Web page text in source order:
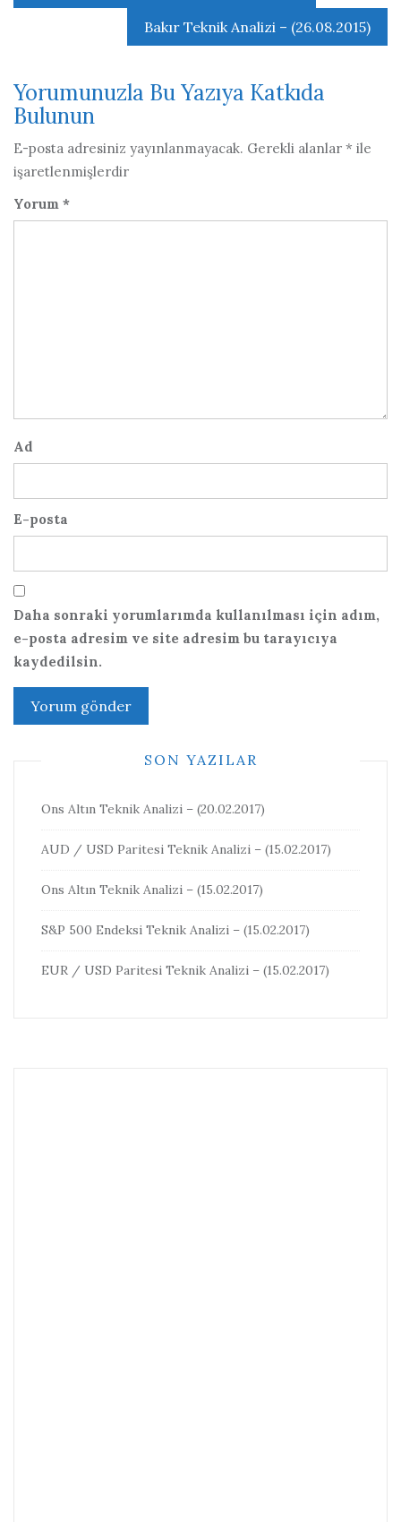
gezinmesi
Bakır Teknik Analizi – (26.08.2015)
Yorumunuzla Bu Yazıya Katkıda
Bulunun
E-posta adresiniz yayınlanmayacak. Gerekli alanlar * ile
işaretlenmişlerdir
Yorum *
Ad
E-posta
Daha sonraki yorumlarımda kullanılması için adım,
e-posta adresim ve site adresim bu tarayıcıya
kaydedilsin.
SON YAZILAR
Ons Altın Teknik Analizi – (20.02.2017)
AUD / USD Paritesi Teknik Analizi – (15.02.2017)
Ons Altın Teknik Analizi – (15.02.2017)
S&P 500 Endeksi Teknik Analizi – (15.02.2017)
EUR / USD Paritesi Teknik Analizi – (15.02.2017)